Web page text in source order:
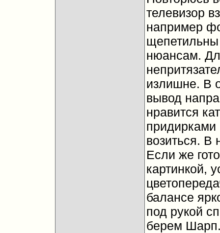
телевизор
например
нюансам.
излишне. В
вывод
нравится
возиться. В
Если же
картинкой,
балансе
под рукой
берем